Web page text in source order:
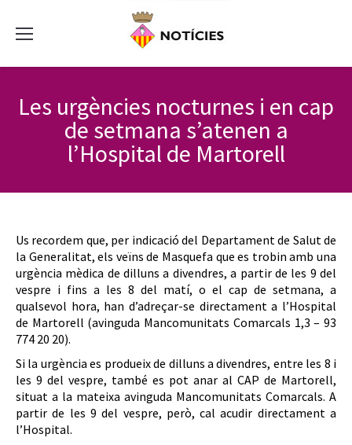
Les urgències nocturnes i en cap
de setmana s’atenen a
l’Hospital de Martorell
Us recordem que, per indicació del Departament de Salut de
la Generalitat, els veïns de Masquefa que es trobin amb una
urgència mèdica de dilluns a divendres, a partir de les 9 del
vespre i fins a les 8 del matí, o el cap de setmana, a
qualsevol hora, han d’adreçar-se directament a l’Hospital
de Martorell (avinguda Mancomunitats Comarcals 1,3 – 93
774 20 20).
Si la urgència es produeix de dilluns a divendres, entre les 8 i
les 9 del vespre, també es pot anar al CAP de Martorell,
situat a la mateixa avinguda Mancomunitats Comarcals. A
partir de les 9 del vespre, però, cal acudir directament a
l’Hospital.